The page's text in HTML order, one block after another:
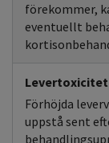
förekommer,
eventuellt
Levertoxicitet
Förhöjda
uppstå sent